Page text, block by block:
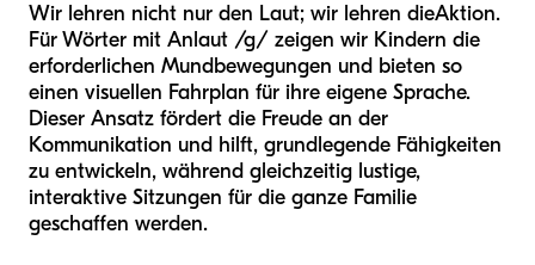
Wir lehren nicht nur den Laut; wir lehren dieAktion.
Für Wörter mit Anlaut /g/ zeigen wir Kindern die
erforderlichen Mundbewegungen und bieten so
einen visuellen Fahrplan für ihre eigene Sprache.
Dieser Ansatz fördert die Freude an der
Kommunikation und hilft, grundlegende Fähigkeiten
zu entwickeln, während gleichzeitig lustige,
interaktive Sitzungen für die ganze Familie
geschaffen werden.